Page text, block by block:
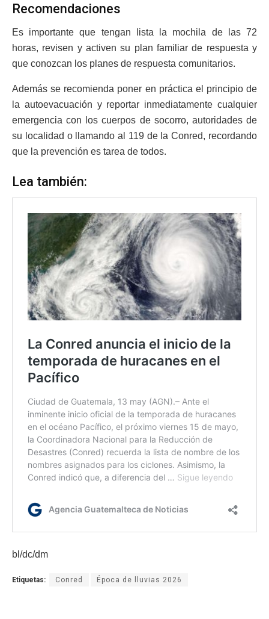
Recomendaciones
Es importante que tengan lista la mochila de las 72
horas, revisen y activen su plan familiar de respuesta y
que conozcan los planes de respuesta comunitarios.
Además se recomienda poner en práctica el principio de
la autoevacuación y reportar inmediatamente cualquier
emergencia con los cuerpos de socorro, autoridades de
su localidad o llamando al 119 de la Conred, recordando
que la prevención es tarea de todos.
Lea también:
bl/dc/dm
Etiquetas: Conred Época de lluvias 2026